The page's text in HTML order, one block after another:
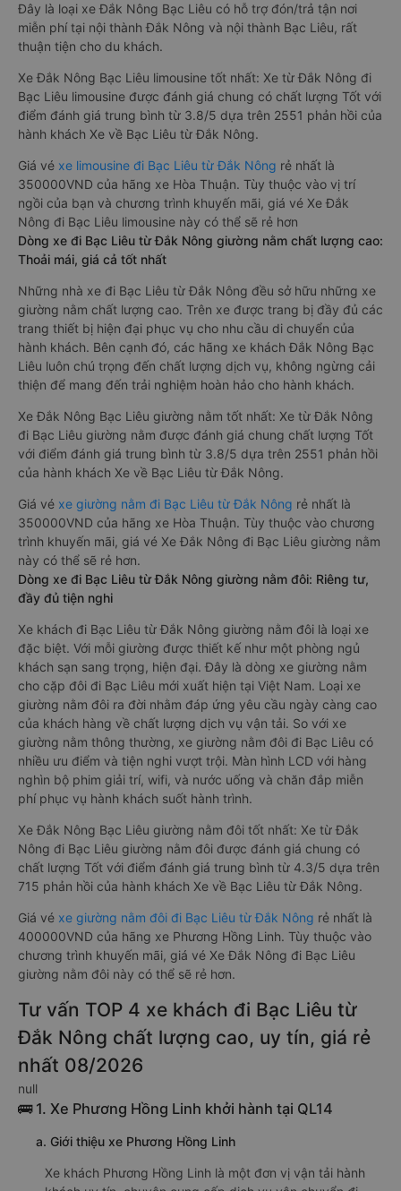
Đây là loại xe Đắk Nông Bạc Liêu có hỗ trợ đón/trả tận nơi
miễn phí tại nội thành Đắk Nông và nội thành Bạc Liêu, rất
thuận tiện cho du khách.
Xe Đắk Nông Bạc Liêu limousine tốt nhất: Xe từ Đắk Nông đi
Bạc Liêu limousine được đánh giá chung có chất lượng Tốt với
điểm đánh giá trung bình từ 3.8/5 dựa trên 2551 phản hồi của
hành khách Xe về Bạc Liêu từ Đắk Nông.
Giá vé xe limousine đi Bạc Liêu từ Đắk Nông rẻ nhất là
350000VND của hãng xe Hòa Thuận. Tùy thuộc vào vị trí
ngồi của bạn và chương trình khuyến mãi, giá vé Xe Đắk
Nông đi Bạc Liêu limousine này có thể sẽ rẻ hơn
Dòng xe đi Bạc Liêu từ Đắk Nông giường nằm chất lượng cao:
Thoải mái, giá cả tốt nhất
Những nhà xe đi Bạc Liêu từ Đắk Nông đều sở hữu những xe
giường nằm chất lượng cao. Trên xe được trang bị đầy đủ các
trang thiết bị hiện đại phục vụ cho nhu cầu di chuyển của
hành khách. Bên cạnh đó, các hãng xe khách Đắk Nông Bạc
Liêu luôn chú trọng đến chất lượng dịch vụ, không ngừng cải
thiện để mang đến trải nghiệm hoàn hảo cho hành khách.
Xe Đắk Nông Bạc Liêu giường nằm tốt nhất: Xe từ Đắk Nông
đi Bạc Liêu giường nằm được đánh giá chung chất lượng Tốt
với điểm đánh giá trung bình từ 3.8/5 dựa trên 2551 phản hồi
của hành khách Xe về Bạc Liêu từ Đắk Nông.
Giá vé xe giường nằm đi Bạc Liêu từ Đắk Nông rẻ nhất là
350000VND của hãng xe Hòa Thuận. Tùy thuộc vào chương
trình khuyến mãi, giá vé Xe Đắk Nông đi Bạc Liêu giường nằm
này có thể sẽ rẻ hơn.
Dòng xe đi Bạc Liêu từ Đắk Nông giường nằm đôi: Riêng tư,
đầy đủ tiện nghi
Xe khách đi Bạc Liêu từ Đắk Nông giường nằm đôi là loại xe
đặc biệt. Với mỗi giường được thiết kế như một phòng ngủ
khách sạn sang trọng, hiện đại. Đây là dòng xe giường nằm
cho cặp đôi đi Bạc Liêu mới xuất hiện tại Việt Nam. Loại xe
giường nằm đôi ra đời nhằm đáp ứng yêu cầu ngày càng cao
của khách hàng về chất lượng dịch vụ vận tải. So với xe
giường nằm thông thường, xe giường nằm đôi đi Bạc Liêu có
nhiều ưu điểm và tiện nghi vượt trội. Màn hình LCD với hàng
nghìn bộ phim giải trí, wifi, và nước uống và chăn đắp miễn
phí phục vụ hành khách suốt hành trình.
Xe Đắk Nông Bạc Liêu giường nằm đôi tốt nhất: Xe từ Đắk
Nông đi Bạc Liêu giường nằm đôi được đánh giá chung có
chất lượng Tốt với điểm đánh giá trung bình từ 4.3/5 dựa trên
715 phản hồi của hành khách Xe về Bạc Liêu từ Đắk Nông.
Giá vé xe giường nằm đôi đi Bạc Liêu từ Đắk Nông rẻ nhất là
400000VND của hãng xe Phương Hồng Linh. Tùy thuộc vào
chương trình khuyến mãi, giá vé Xe Đắk Nông đi Bạc Liêu
giường nằm đôi này có thể sẽ rẻ hơn.
Tư vấn TOP 4 xe khách đi Bạc Liêu từ
Đắk Nông chất lượng cao, uy tín, giá rẻ
nhất 08/2026
null
🚌 1. Xe Phương Hồng Linh khởi hành tại QL14
a. Giới thiệu xe Phương Hồng Linh
Xe khách Phương Hồng Linh là một đơn vị vận tải hành